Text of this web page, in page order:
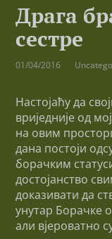
Драга
сестре
01/04/2016
Настојаћу да
вриједније од
на овим
дана постоји
борачким
достојанство
доказивати да
унутар Борачке
али вјероватно